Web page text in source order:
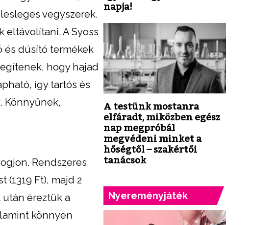
vegyszerek.
eltávolítani. A Syoss
és dúsító termékek
hogy hajad
így tartós és
Könnyűnek,
Rendszeres
Ft), majd 2
éreztük a
könnyen
napja!
A testünk mostanra
elfáradt, miközben egész
nap megpróbál
megvédeni minket a
hőségtől – szakértői
tanácsok
Nyereményjáték